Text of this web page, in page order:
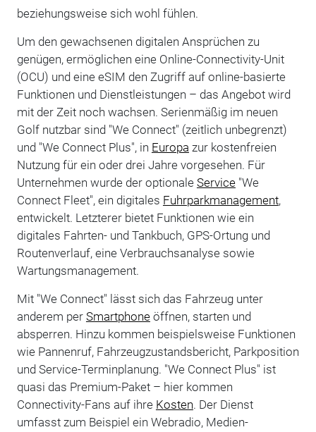
beziehungsweise sich wohl fühlen.
Um den gewachsenen digitalen Ansprüchen zu
genügen, ermöglichen eine Online-Connectivity-Unit
(OCU) und eine eSIM den Zugriff auf online-basierte
Funktionen und Dienstleistungen – das Angebot wird
mit der Zeit noch wachsen. Serienmäßig im neuen
Golf nutzbar sind "We Connect" (zeitlich unbegrenzt)
und "We Connect Plus", in Europa zur kostenfreien
Nutzung für ein oder drei Jahre vorgesehen. Für
Unternehmen wurde der optionale Service "We
Connect Fleet", ein digitales Fuhrparkmanagement,
entwickelt. Letzterer bietet Funktionen wie ein
digitales Fahrten- und Tankbuch, GPS-Ortung und
Routenverlauf, eine Verbrauchsanalyse sowie
Wartungsmanagement.
Mit "We Connect" lässt sich das Fahrzeug unter
anderem per Smartphone öffnen, starten und
absperren. Hinzu kommen beispielsweise Funktionen
wie Pannenruf, Fahrzeugzustandsbericht, Parkposition
und Service-Terminplanung. "We Connect Plus" ist
quasi das Premium-Paket – hier kommen
Connectivity-Fans auf ihre Kosten. Der Dienst
umfasst zum Beispiel ein Webradio, Medien-